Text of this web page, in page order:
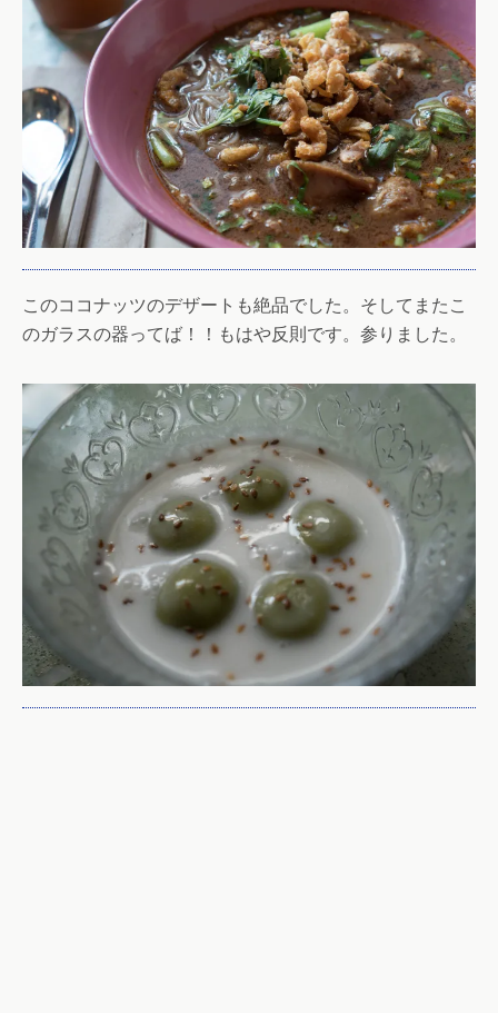
このココナッツのデザートも絶品でした。そしてまたこ
のガラスの器ってば！！もはや反則です。参りました。